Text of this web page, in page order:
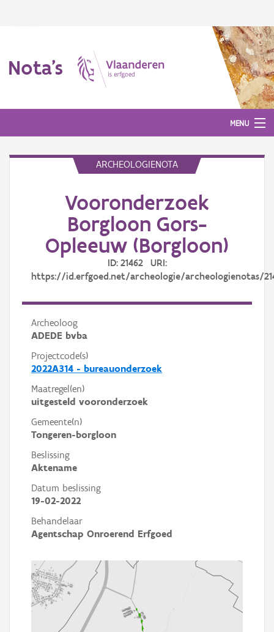
Nota's
MENU
ARCHEOLOGIENOTA
Vooronderzoek
Borgloon Gors-
Opleeuw (Borgloon)
ID: 21462 URI:
https://id.erfgoed.net/archeologie/archeologienotas/
Archeoloog
ADEDE bvba
Projectcode(s)
2022A314 - bureauonderzoek
Maatregel(en)
uitgesteld vooronderzoek
Gemeente(n)
Tongeren-borgloon
Beslissing
Aktename
Datum beslissing
19-02-2022
Behandelaar
Agentschap Onroerend Erfgoed